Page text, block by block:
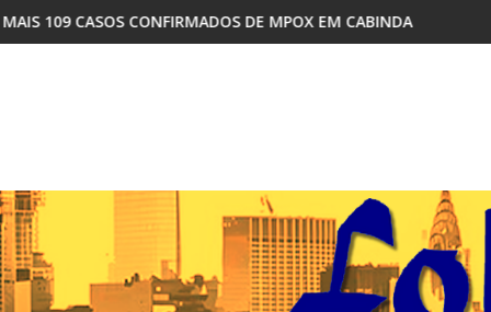
DE MPOX EM CABINDA COMO A DISPUTA INTERNA NO